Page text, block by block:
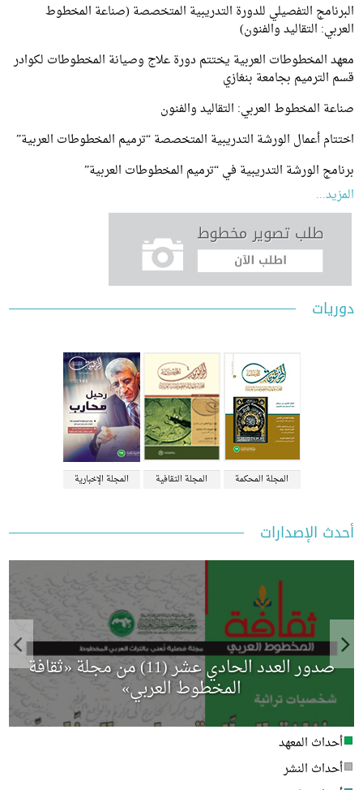
التفصيلي للدورة التدريبية المتخصصة (صناعة المخطوط
التقاليد والفنون)
المخطوطات العربية يختتم دورة علاج وصيانة المخطوطات لكوادر
بجامعة بنغازي
المخطوط العربي: التقاليد والفنون
أعمال الورشة التدريبية المتخصصة “ترميم المخطوطات العربية”
الورشة التدريبية في “ترميم المخطوطات العربية”
المجلة المحكمة المجلة الثقافية المجلة الإخبارية
الإصدارات
صدور العدد الحادي عشر (11) من مجلة «ثقافة
المخطوط العربي»
المعهد
النشر